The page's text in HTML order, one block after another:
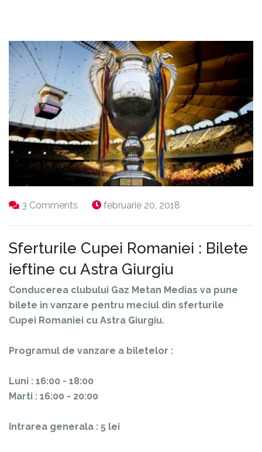
3 Comments februarie 20, 2018
Sferturile Cupei Romaniei : Bilete
ieftine cu Astra Giurgiu
Conducerea clubului Gaz Metan Medias va pune
bilete in vanzare pentru meciul din sferturile
Cupei Romaniei cu Astra Giurgiu.
Programul de vanzare a biletelor :
Luni : 16:00 - 18:00
Marti : 16:00 - 20:00
Intrarea generala : 5 lei